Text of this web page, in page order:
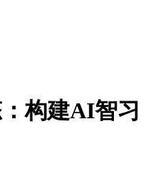
构建AI智习